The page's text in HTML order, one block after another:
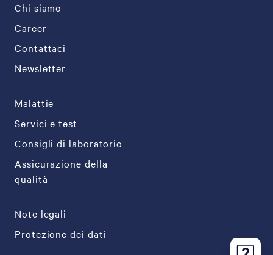
Chi siamo
Career
Contattaci
Newsletter
Malattie
Servici e test
Consigli di laboratorio
Assicurazione della
qualità
Note legali
Protezione dei dati